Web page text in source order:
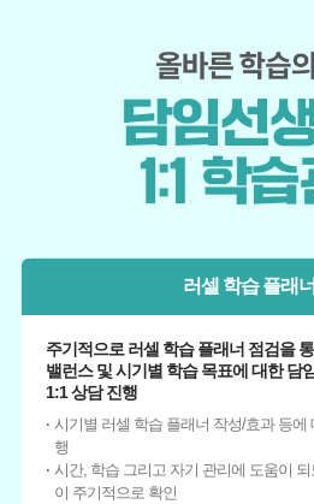
러셀 학습 플래
주기적으로 러셀 학습 플래너 점검을
밸런스 및 시기별 학습 목표에 대한 담
1:1 상담 진행
시기별 러셀 학습 플래너 작성/효과 등에
행
시간, 학습 그리고 자기 관리에 도움이
이 주기적으로 확인